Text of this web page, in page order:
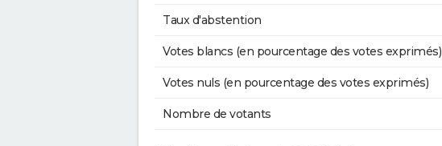
Taux d'abstention
Votes blancs (en pourcentage des votes exprimés)
Votes nuls (en pourcentage des votes exprimés)
Nombre de votants